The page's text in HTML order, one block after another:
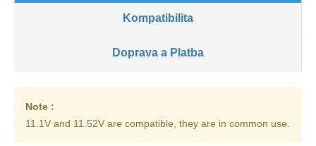
Kompatibilita
Doprava a Platba
Note :
11.1V and 11.52V are compatible, they are in common use.